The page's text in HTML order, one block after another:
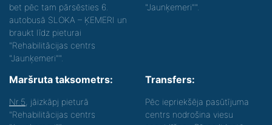
bet pēc tam pārsēsties 6.
autobusā SLOKA – ĶEMERI un
braukt līdz pieturai
"Rehabilitācijas centrs
"Jaunķemeri"".
"Jaunķemeri"".
Maršruta taksometrs:
Nr.5 , jāizkāpj pieturā
"Rehabilitācijas centrs
Transfers:
Pēc iepriekšēja pasūtījuma
centrs nodrošina viesu